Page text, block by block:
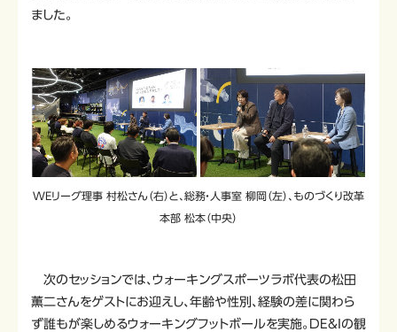
ました。
WEリーグ理事 村松さん（右）と、総務・人事室 柳岡（左）、ものづくり改革
本部 松本（中央）
次のセッションでは、ウォーキングスポーツラボ代表の松田
薫二さんをゲストにお迎えし、年齢や性別、経験の差に関わら
ず誰もが楽しめるウォーキングフットボールを実施。DE&Iの観